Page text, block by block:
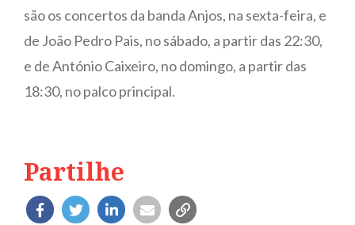
são os concertos da banda Anjos, na sexta-feira, e
de João Pedro Pais, no sábado, a partir das 22:30,
e de António Caixeiro, no domingo, a partir das
18:30, no palco principal.
Partilhe